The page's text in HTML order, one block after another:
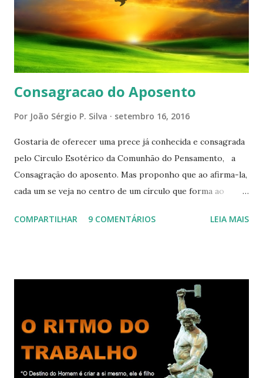
Consagracao do Aposento
Por João Sérgio P. Silva setembro 16, 2016
Gostaria de oferecer uma prece já conhecida e consagrada
pelo Circulo Esotérico da Comunhão do Pensamento, a
Consagração do aposento. Mas proponho que ao afirma-la,
cada um se veja no centro de um círculo que forma ao
cada um de nós mesmos. Um círculo que cresce e se
relacionamos e vai se ampliando e tocando os círculos
iluminados daqueles com que cooperamos, formando um
círculo cada vez maior de Paz e Harmonia. CONSAGRAÇÃO
DO APOSENTO Dentro do Círculo Infinito da Divina
Presença que me envolve inteiramente Afirmo: Há uma só
presença aqui: é a presença da Harmonia, que faz vibrar
COMPARTILHAR 9 COMENTÁRIOS LEIA MAIS